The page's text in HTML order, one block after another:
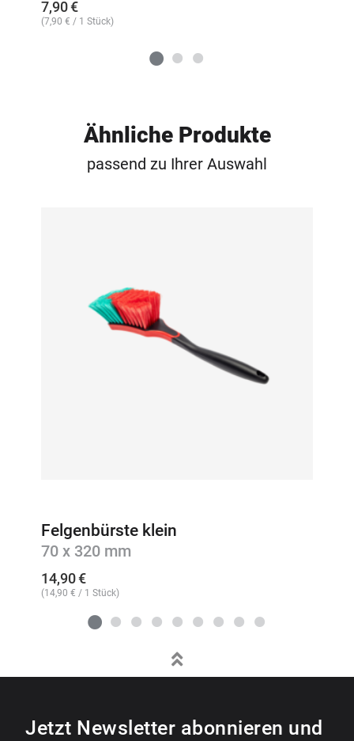
7,90€
(7,90 € / 1 Stück)
Ähnliche Produkte
passend zu Ihrer Auswahl
Felgenbürste klein
70 x 320 mm
14,90€
(14,90 € / 1 Stück)
Jetzt Newsletter abonnieren und